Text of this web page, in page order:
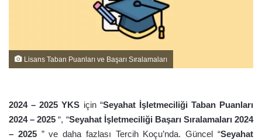
Lisans Taban Puanları ve Başarı Sıralamaları
2024 – 2025 YKS için “Seyahat İşletmeciliği Taban Puanları
2024 – 2025 “, “Seyahat İşletmeciliği Başarı Sıralamaları 2024
– 2025 ” ve daha fazlası Tercih Koçu’nda. Güncel “Seyahat